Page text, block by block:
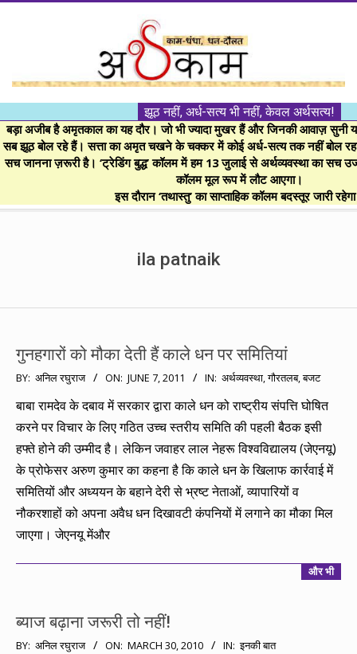
।।
अर्थकाम।।
BE
FINANCIALLY
CLEVER!
झूठ नहीं, अर्ध-सत्य भी नहीं, केवल अर्थसत्य!
बड़ा अजीब है अमृतकाल का यह दौर। जो भी ज्यादा मुखर हैं और जिनकी आवाज़ सुनी
सब झूठ बोल रहे हैं। सत्ता का अमृत चखने के चक्कर में कोई अर्ध-सत्य तक नहीं बोल
सच जानना ज़रूरी है। ‘ट्रेडिंग बुद्ध’ कॉलम में हम 13 जुलाई से अर्थव्यवस्था का सच
कॉलम मूल रूप में लौट आएगा।
इस दौरान ‘तथास्तु’ का साप्ताहिक कॉलम बदस्तूर जारी
ila patnaik
गुनहगारों को मौका देती हैं काले धन पर समितियां
2011-
BY: अनिल रघुराज ON: JUNE 7, 2011 IN: अर्थव्यवस्था,गौरतलब,बजट
बाबा रामदेव के दबाव में सरकार द्वारा काले धन को राष्ट्रीय संपत्ति घोषित
करने पर विचार के लिए गठित उच्च स्तरीय समिति की पहली बैठक इसी
हफ्ते होने की उम्मीद है। लेकिन जवाहर लाल नेहरू विश्वविद्यालय (जेएनयू)
के प्रोफेसर अरुण कुमार का कहना है कि काले धन के खिलाफ कार्रवाई में
समितियों और अध्ययन के बहाने देरी से भ्रष्ट नेताओं, व्यापारियों व
नौकरशाहों को अपना अवैध धन दिखावटी कंपनियों में लगाने का मौका मिल
जाएगा। जेएनयू मेंऔर
और भी
ब्याज बढ़ाना जरूरी तो नहीं!
2010-
BY: अनिल रघुराज ON: MARCH 30, 2010 IN: इनकी बात